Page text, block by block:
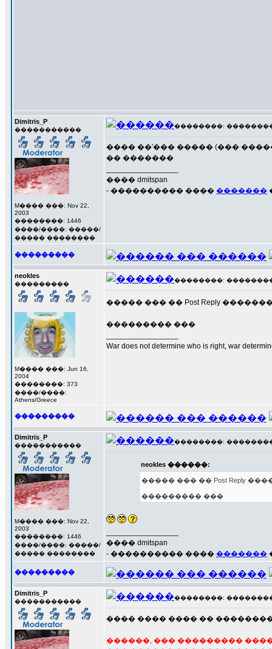
Dimitris_P
�����������
M���� ���: Nov 22,
2003
��������: 1446
����/����: �����/
����� ��������
��������: ���������
���� ��'��� ����� (���
�� �������
���� dmitspan
- ���������� ���� �������
���������
neokles
���������
M���� ���: Jun 16,
2004
��������: 373
����/����:
Athens/Greece
��������: ���������
����� ��� �� Post Reply
��������� ���
War does not determine who is right, war
���������
Dimitris_P
�����������
M���� ���: Nov 22,
2003
��������: 1446
����/����: �����/
����� ��������
��������: ���������
neokles ������:
����� ��� �� Post Reply
��������� ���
���� dmitspan
- ���������� ���� �������
���������
Dimitris_P
�����������
��������: ���������
���� ���� ���� ��
������, ��� ���������